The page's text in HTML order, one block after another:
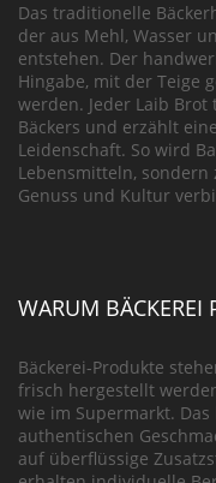
Das traditionelle
der aus Mehl, Wasser
entstehen. Der
Hingabe, mit der Teige
werden. Jeder Laib
Bäckers und erzählt
Leidenschaft. So wird
Lebensmitteln,
Genuss und Kultur
WARUM BÄCKEREI
Bäckerei-Produkte
frisch hergestellt
wie im Supermarkt.
authentischen
auf überflüssige